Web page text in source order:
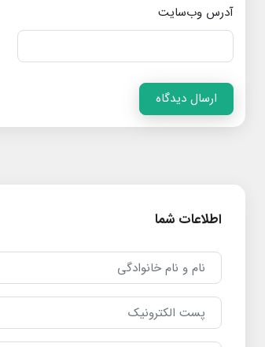
آدرس وب‌سایت
ارسال دیدگاه
اطلاعات شما